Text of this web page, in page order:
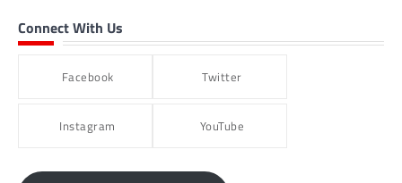
Connect With Us
Facebook Twitter
Instagram YouTube